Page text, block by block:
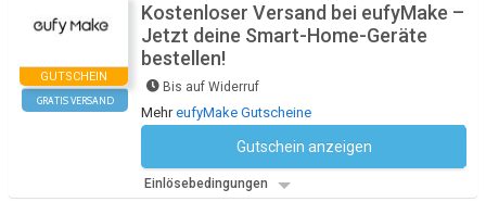
GUTSCHEIN
GRATIS VERSAND
Kostenloser Versand bei eufyMake –
Jetzt deine Smart-Home-Geräte
bestellen!
Bis auf Widerruf
MehreufyMake Gutscheine
Gutschein anzeigen
Einlösebedingungen